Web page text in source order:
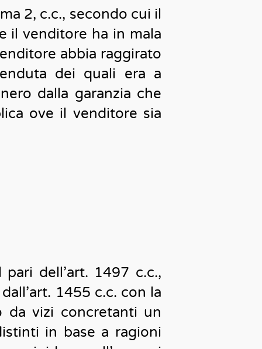
2, c.c., secondo cui il
il venditore ha in mala
abbia raggirato
dei quali era a
dalla garanzia che
ove il venditore sia
pari dell’art. 1497 c.c.,
1455 c.c. con la
da vizi concretanti un
in base a ragioni